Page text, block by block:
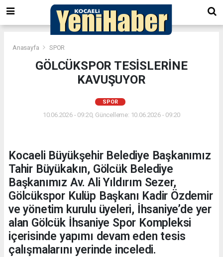
Anasayfa SPOR
GÖLCÜKSPOR TESİSLERİNE
KAVUŞUYOR
SPOR
10.06.2026 - 09:20, Güncelleme: 10.06.2026 - 09:20
Kocaeli Büyükşehir Belediye Başkanımız
Tahir Büyükakın, Gölcük Belediye
Başkanımız Av. Ali Yıldırım Sezer,
Gölcükspor Kulüp Başkanı Kadir Özdemir
ve yönetim kurulu üyeleri, İhsaniye’de yer
alan Gölcük İhsaniye Spor Kompleksi
içerisinde yapımı devam eden tesis
çalışmalarını yerinde inceledi.